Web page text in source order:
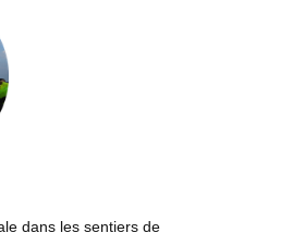
dans les sentiers de